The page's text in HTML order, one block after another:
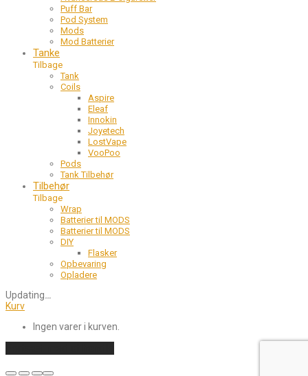
Puff Bar
Pod System
Mods
Mod Batterier
Tanke
Tilbage
Tank
Coils
Aspire
Eleaf
Innokin
Joyetech
LostVape
VooPoo
Pods
Tank Tilbehør
Tilbehør
Tilbage
Wrap
Batterier til MODS
Batterier til MODS
DIY
Flasker
Opbevaring
Opladere
Updating…
Kurv
Ingen varer i kurven.